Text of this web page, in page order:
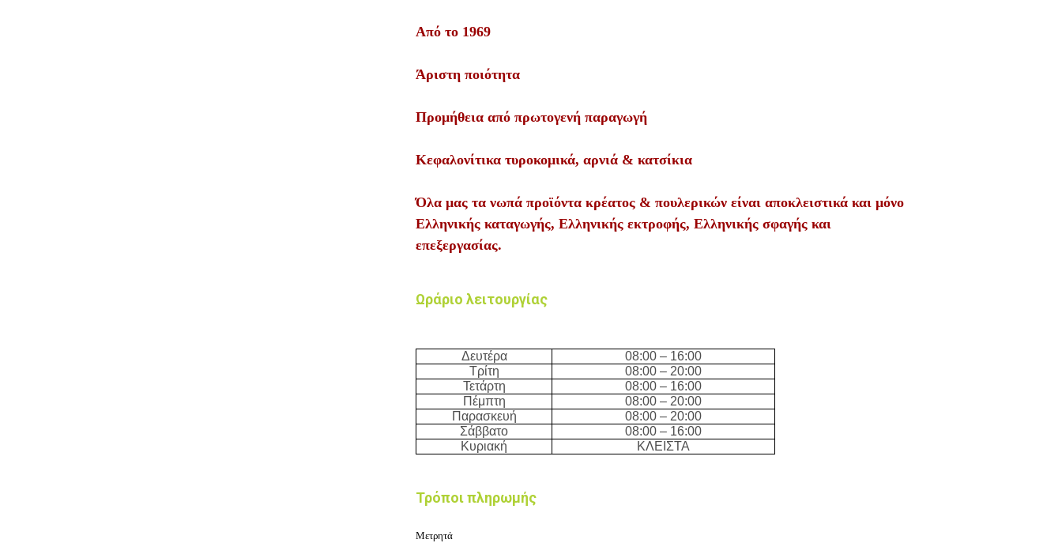
Από το 1969
Άριστη ποιότητα
Προμήθεια από πρωτογενή παραγωγή
Κεφαλονίτικα τυροκομικά, αρνιά & κατσίκια
Όλα μας τα νωπά προϊόντα κρέατος & πουλερικών είναι αποκλειστικά και μόνο
Ελληνικής καταγωγής, Ελληνικής εκτροφής, Ελληνικής σφαγής και
επεξεργασίας.
Ωράριο λειτουργίας
Δευτέρα 08:00 – 16:00
Τρίτη
08:00 – 20:00
Τετάρτη
08:00 – 16:00
Πέμπτη
08:00 – 20:00
Παρασκευή
08:00 – 20:00
Σάββατο
08:00 – 16:00
Κυριακή
ΚΛΕΙΣΤΑ
Τρόποι πληρωμής
Μετρητά